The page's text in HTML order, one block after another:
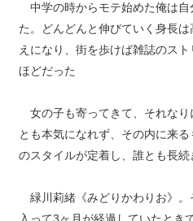
中学の時からモテ始めた俺は自
た。どんどんと伸びていく身長
えになり、街を歩けば雑誌のス
ほどだった
女の子も寄ってきて、それなり
とも本気になれず、その内に来
のスタイルが定着し、誰とも長
緑川莉緒《みどりかわりお》。